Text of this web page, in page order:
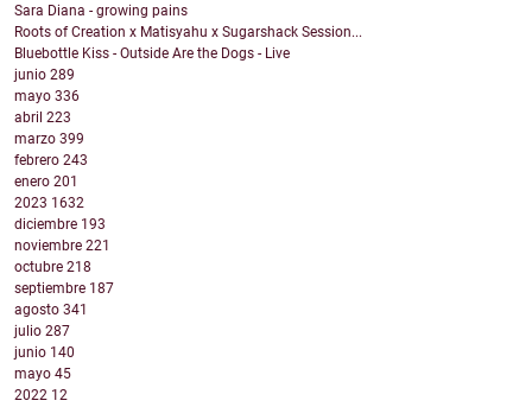
Sara Diana - growing pains
Roots of Creation x Matisyahu x Sugarshack Session...
Bluebottle Kiss - Outside Are the Dogs - Live
junio 289
mayo 336
abril 223
marzo 399
febrero 243
enero 201
2023 1632
diciembre 193
noviembre 221
octubre 218
septiembre 187
agosto 341
julio 287
junio 140
mayo 45
2022 12